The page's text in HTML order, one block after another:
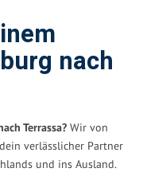
nach
Terrassa? Wir von
verlässlicher Partner
und ins Ausland.